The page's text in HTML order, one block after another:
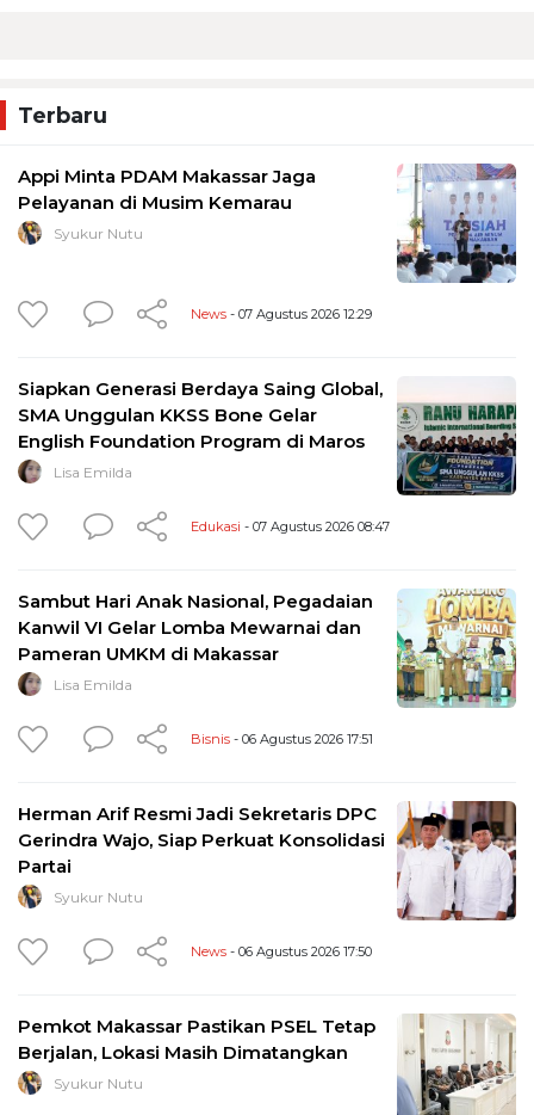
Terbaru
Appi Minta PDAM Makassar Jaga
Pelayanan di Musim Kemarau
Syukur Nutu
News - 07 Agustus 2026 12:29
Siapkan Generasi Berdaya Saing Global,
SMA Unggulan KKSS Bone Gelar
English Foundation Program di Maros
Lisa Emilda
Edukasi - 07 Agustus 2026 08:47
Sambut Hari Anak Nasional, Pegadaian
Kanwil VI Gelar Lomba Mewarnai dan
Pameran UMKM di Makassar
Lisa Emilda
Bisnis - 06 Agustus 2026 17:51
Herman Arif Resmi Jadi Sekretaris DPC
Gerindra Wajo, Siap Perkuat Konsolidasi
Partai
Syukur Nutu
News - 06 Agustus 2026 17:50
Pemkot Makassar Pastikan PSEL Tetap
Berjalan, Lokasi Masih Dimatangkan
Syukur Nutu